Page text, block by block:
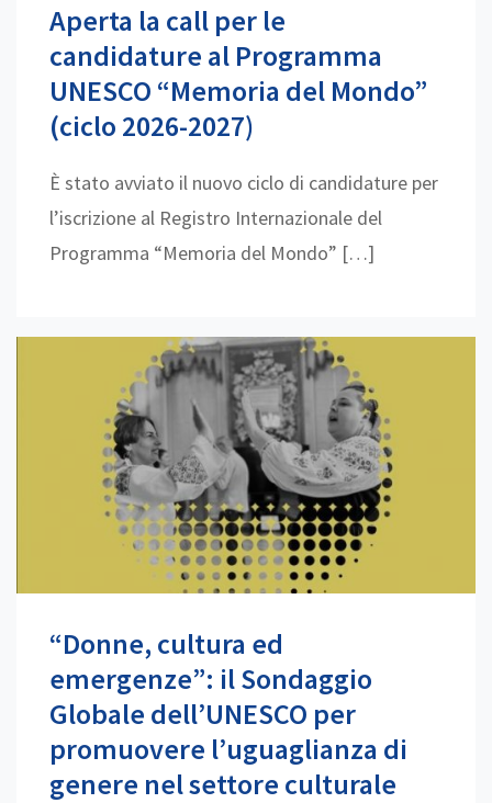
Aperta la call per le
candidature al Programma
UNESCO “Memoria del Mondo”
(ciclo 2026-2027)
È stato avviato il nuovo ciclo di candidature per
l’iscrizione al Registro Internazionale del
Programma “Memoria del Mondo” […]
“Donne, cultura ed
emergenze”: il Sondaggio
Globale dell’UNESCO per
promuovere l’uguaglianza di
genere nel settore culturale